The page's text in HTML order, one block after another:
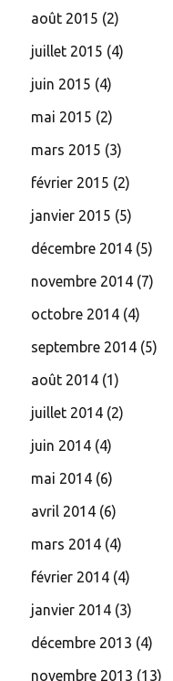
août 2015 (2)
juillet 2015 (4)
juin 2015 (4)
mai 2015 (2)
mars 2015 (3)
février 2015 (2)
janvier 2015 (5)
décembre 2014 (5)
novembre 2014 (7)
octobre 2014 (4)
septembre 2014 (5)
août 2014 (1)
juillet 2014 (2)
juin 2014 (4)
mai 2014 (6)
avril 2014 (6)
mars 2014 (4)
février 2014 (4)
janvier 2014 (3)
décembre 2013 (4)
novembre 2013 (13)